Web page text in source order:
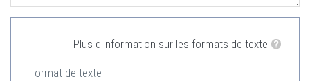
Plus d'information sur les formats de texte
Format de texte